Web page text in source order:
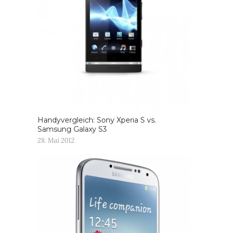
Handyvergleich: Sony Xperia S vs.
Samsung Galaxy S3
28. Mai 2012